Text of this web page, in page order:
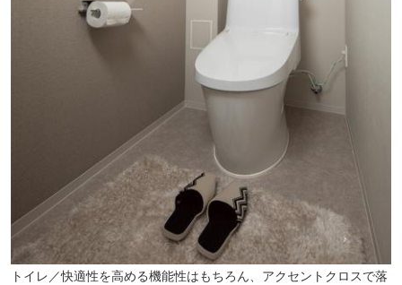
トイレ／快適性を高める機能性はもちろん、アクセントクロスで落